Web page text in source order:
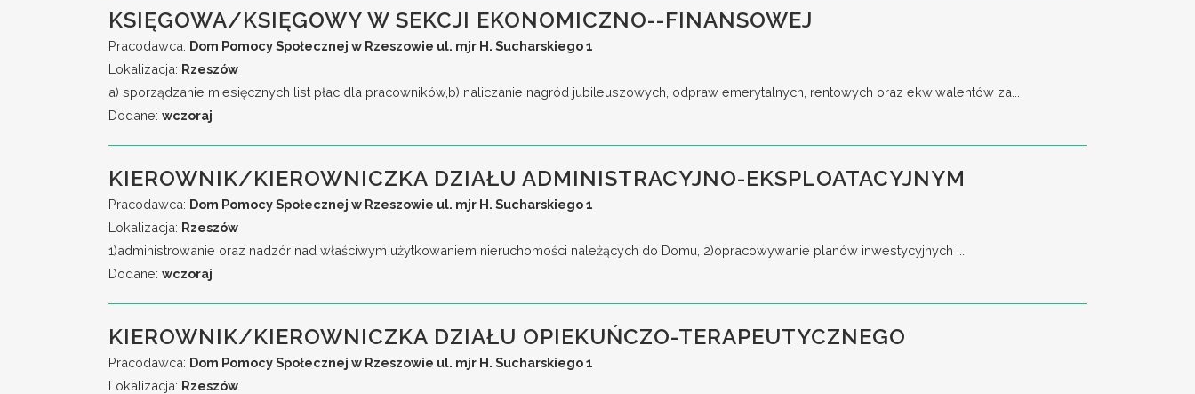
KSIĘGOWA/KSIĘGOWY W SEKCJI EKONOMICZNO--FINANSOWEJ
Pracodawca: Dom Pomocy Społecznej w Rzeszowie ul. mjr H. Sucharskiego 1
Lokalizacja: Rzeszów
a) sporządzanie miesięcznych list płac dla pracowników,b) naliczanie nagród jubileuszowych, odpraw emerytalnych, rentowych oraz ekwiwalentów za...
Dodane: wczoraj
KIEROWNIK/KIEROWNICZKA DZIAŁU ADMINISTRACYJNO-EKSPLOATACYJNYM
Pracodawca: Dom Pomocy Społecznej w Rzeszowie ul. mjr H. Sucharskiego 1
Lokalizacja: Rzeszów
1)administrowanie oraz nadzór nad właściwym użytkowaniem nieruchomości należących do Domu, 2)opracowywanie planów inwestycyjnych i...
Dodane: wczoraj
KIEROWNIK/KIEROWNICZKA DZIAŁU OPIEKUŃCZO-TERAPEUTYCZNEGO
Pracodawca: Dom Pomocy Społecznej w Rzeszowie ul. mjr H. Sucharskiego 1
Lokalizacja: Rzeszów